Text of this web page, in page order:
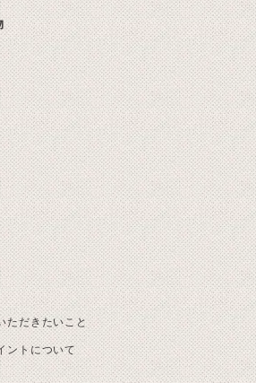
ただきたいこと
ントについて